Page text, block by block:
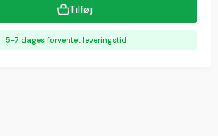
Tilføj
5-7 dages forventet leveringstid